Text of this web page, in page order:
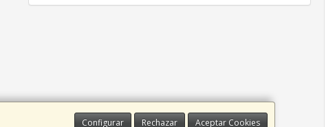
Configurar Rechazar Aceptar Cookies